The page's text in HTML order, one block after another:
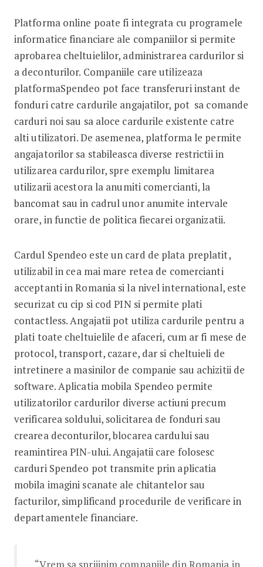
Platforma online poate fi integrata cu programele
informatice financiare ale companiilor si permite
aprobarea cheltuielilor, administrarea cardurilor si
a deconturilor. Companiile care utilizeaza
platformaSpendeo pot face transferuri instant de
fonduri catre cardurile angajatilor, pot sa comande
carduri noi sau sa aloce cardurile existente catre
alti utilizatori. De asemenea, platforma le permite
angajatorilor sa stabileasca diverse restrictii in
utilizarea cardurilor, spre exemplu limitarea
utilizarii acestora la anumiti comercianti, la
bancomat sau in cadrul unor anumite intervale
orare, in functie de politica fiecarei organizatii.
Cardul Spendeo este un card de plata preplatit,
utilizabil in cea mai mare retea de comercianti
acceptanti in Romania si la nivel international, este
securizat cu cip si cod PIN si permite plati
contactless. Angajatii pot utiliza cardurile pentru a
plati toate cheltuielile de afaceri, cum ar fi mese de
protocol, transport, cazare, dar si cheltuieli de
intretinere a masinilor de companie sau achizitii de
software. Aplicatia mobila Spendeo permite
utilizatorilor cardurilor diverse actiuni precum
verificarea soldului, solicitarea de fonduri sau
crearea deconturilor, blocarea cardului sau
reamintirea PIN-ului. Angajatii care folosesc
carduri Spendeo pot transmite prin aplicatia
mobila imagini scanate ale chitantelor sau
facturilor, simplificand procedurile de verificare in
departamentele financiare.
“Vrem sa sprijinim companiile din Romania in